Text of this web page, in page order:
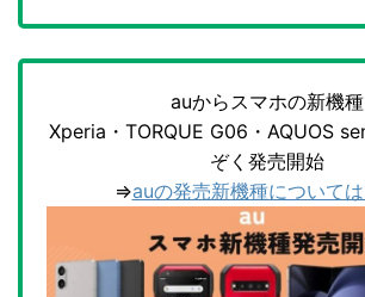
auからスマホの新機種
Xperia・TORQUE G06・AQUOS
ぞく発売開始
⇒auの発売新機種について